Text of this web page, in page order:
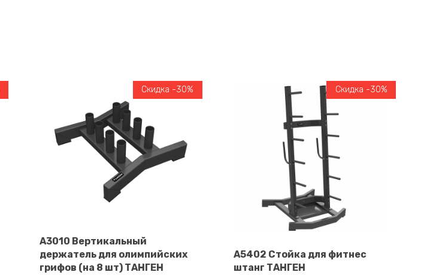
В корзину
Скидка -30%
A3010 Вертикальный
держатель для олимпийских
грифов (на 8 шт) ТАНГЕН
В корзину
Скидка -30%
A5402 Стойка для фитнес
штанг ТАНГЕН